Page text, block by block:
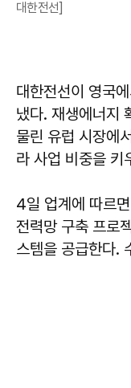
대한전선]
대한전선이 영국
냈다. 재생에너지
물린 유럽 시장에
라 사업 비중을 키
4일 업계에 따르
전력망 구축 프로
스템을 공급한다.